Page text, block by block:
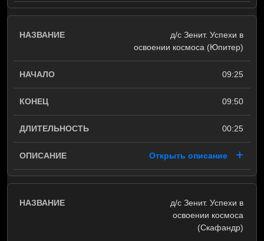
д/с Зенит. Успехи в
освоении космоса (Юпитер)
09:25
09:50
00:25
Открыть описание
д/с Зенит. Успехи в
освоении космоса
(Скафандр)